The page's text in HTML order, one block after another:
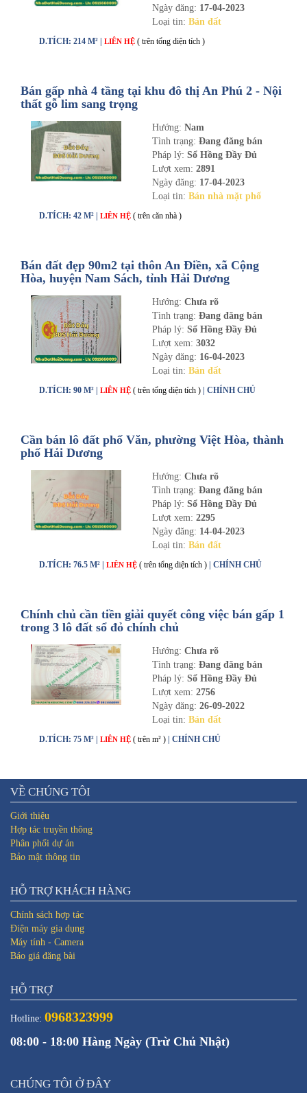
Ngày đăng: 17-04-2023
Loại tin: Bán đất
D.TÍCH: 214 M² | LIÊN HỆ ( trên tổng diện tích )
Bán gấp nhà 4 tầng tại khu đô thị An Phú 2 - Nội
thất gỗ lim sang trọng
Hướng: Nam
Tình trạng: Đang đăng bán
Pháp lý: Sổ Hồng Đầy Đủ
Lượt xem: 2891
Ngày đăng: 17-04-2023
Loại tin: Bán nhà mặt phố
D.TÍCH: 42 M² | LIÊN HỆ ( trên căn nhà )
Bán đất đẹp 90m2 tại thôn An Điền, xã Cộng
Hòa, huyện Nam Sách, tỉnh Hải Dương
Hướng: Chưa rõ
Tình trạng: Đang đăng bán
Pháp lý: Sổ Hồng Đầy Đủ
Lượt xem: 3032
Ngày đăng: 16-04-2023
Loại tin: Bán đất
D.TÍCH: 90 M² | LIÊN HỆ ( trên tổng diện tích ) | CHÍNH CHỦ
Cần bán lô đất phố Văn, phường Việt Hòa, thành
phố Hải Dương
Hướng: Chưa rõ
Tình trạng: Đang đăng bán
Pháp lý: Sổ Hồng Đầy Đủ
Lượt xem: 2295
Ngày đăng: 14-04-2023
Loại tin: Bán đất
D.TÍCH: 76.5 M² | LIÊN HỆ ( trên tổng diện tích ) | CHÍNH CHỦ
Chính chủ cần tiền giải quyết công việc bán gấp 1
trong 3 lô đất sổ đỏ chính chủ
Hướng: Chưa rõ
Tình trạng: Đang đăng bán
Pháp lý: Sổ Hồng Đầy Đủ
Lượt xem: 2756
Ngày đăng: 26-09-2022
Loại tin: Bán đất
D.TÍCH: 75 M² | LIÊN HỆ ( trên m² ) | CHÍNH CHỦ
VỀ CHÚNG TÔI
Giới thiệu
Hợp tác truyền thông
Phân phối dự án
Bảo mật thông tin
HỖ TRỢ KHÁCH HÀNG
Chính sách hợp tác
Điện máy gia dụng
Máy tính - Camera
Báo giá đăng bài
HỖ TRỢ
Hotline: 0968323999
08:00 - 18:00 Hàng Ngày (Trừ Chủ Nhật)
CHÚNG TÔI Ở ĐÂY